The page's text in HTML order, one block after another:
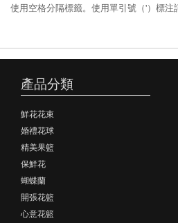
使用空格分隔標籤。使用單引號（'）標注
產品分類
鮮花花束
婚禮花球
精美果籃
保鮮花
蝴蝶蘭
開張花籃
心意花籃